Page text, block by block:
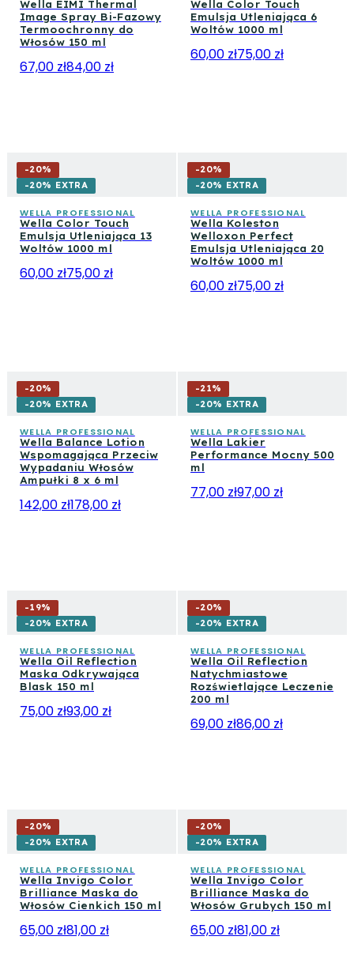
Wella EIMI Thermal
Image Spray Bi-Fazowy
Termoochronny do
Włosów 150 ml
67,00 zł84,00 zł
Wella Color Touch
Emulsja Utleniająca 6
Woltów 1000 ml
60,00 zł75,00 zł
-20%
-20% EXTRA
WELLA PROFESSIONAL
Wella Color Touch
Emulsja Utleniająca 13
Woltów 1000 ml
60,00 zł75,00 zł
-20%
-20% EXTRA
WELLA PROFESSIONAL
Wella Koleston
Welloxon Perfect
Emulsja Utleniająca 20
Woltów 1000 ml
60,00 zł75,00 zł
-20%
-20% EXTRA
WELLA PROFESSIONAL
Wella Balance Lotion
Wspomagająca Przeciw
Wypadaniu Włosów
Ampułki 8 x 6 ml
142,00 zł178,00 zł
-21%
-20% EXTRA
WELLA PROFESSIONAL
Wella Lakier
Performance Mocny 500
ml
77,00 zł97,00 zł
-19%
-20% EXTRA
WELLA PROFESSIONAL
Wella Oil Reflection
Maska Odkrywająca
Blask 150 ml
75,00 zł93,00 zł
-20%
-20% EXTRA
WELLA PROFESSIONAL
Wella Oil Reflection
Natychmiastowe
Rozświetlające Leczenie
200 ml
69,00 zł86,00 zł
-20%
-20% EXTRA
WELLA PROFESSIONAL
Wella Invigo Color
Brilliance Maska do
Włosów Cienkich 150 ml
65,00 zł81,00 zł
-20%
-20% EXTRA
WELLA PROFESSIONAL
Wella Invigo Color
Brilliance Maska do
Włosów Grubych 150 ml
65,00 zł81,00 zł